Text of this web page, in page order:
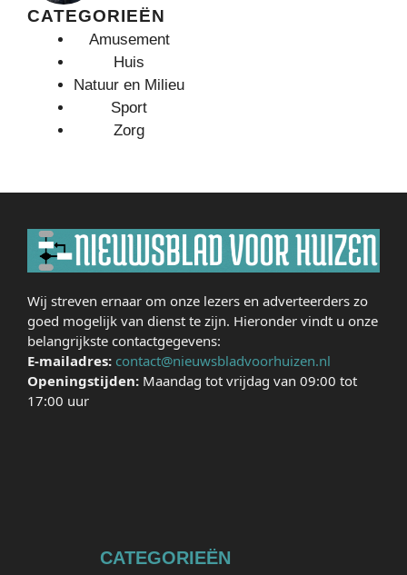
CATEGORIEËN
Amusement
Huis
Natuur en Milieu
Sport
Zorg
Wij streven ernaar om onze lezers en adverteerders zo
goed mogelijk van dienst te zijn. Hieronder vindt u onze
belangrijkste contactgegevens:
E-mailadres: contact@nieuwsbladvoorhuizen.nl
Openingstijden: Maandag tot vrijdag van 09:00 tot
17:00 uur
CATEGORIEËN